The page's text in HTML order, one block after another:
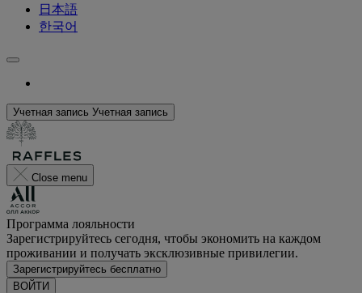
日本語
한국어
Учетная запись Учетная запись
Close menu
Программа лояльности
Зарегистрируйтесь сегодня, чтобы экономить на каждом
проживании и получать эксклюзивные привилегии.
Зарегистрируйтесь бесплатно
ВОЙТИ